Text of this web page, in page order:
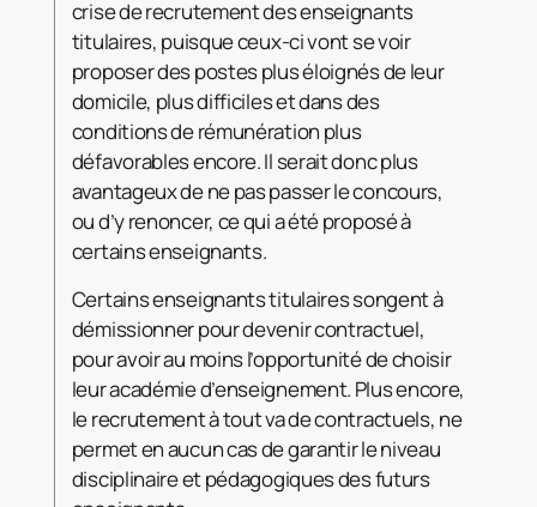
crise de recrutement des enseignants
titulaires, puisque ceux-ci vont se voir
proposer des postes plus éloignés de leur
domicile, plus difficiles et dans des
conditions de rémunération plus
défavorables encore. Il serait donc plus
avantageux de ne pas passer le concours,
ou d’y renoncer, ce qui a été proposé à
certains enseignants.
Certains enseignants titulaires songent à
démissionner pour devenir contractuel,
pour avoir au moins l’opportunité de choisir
leur académie d’enseignement. Plus encore,
le recrutement à tout va de contractuels, ne
permet en aucun cas de garantir le niveau
disciplinaire et pédagogiques des futurs